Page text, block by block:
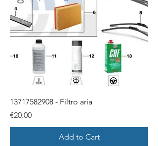
13717582908 - Filtro aria
Price
€20.00
Add to Cart